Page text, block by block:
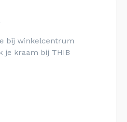
bij winkelcentrum
je kraam bij THIB